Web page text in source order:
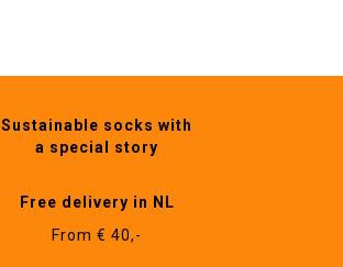
Sustainable socks with
a special story
Free delivery in NL
From € 40,-